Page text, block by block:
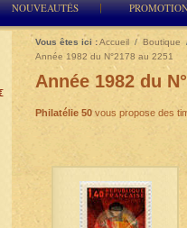
NOUVEAUTÉS
Vous êtes ici :Accueil / Boutique
Année 1982 du N°2178 au 2251
Année 1982 du
Philatélie 50 vous propose des